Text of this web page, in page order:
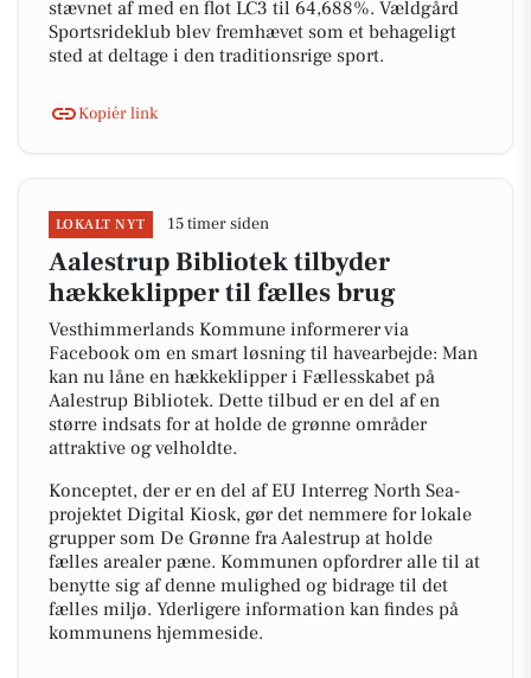
stævnet af med en flot LC3 til 64,688%. Vældgård
Sportsrideklub blev fremhævet som et behageligt
sted at deltage i den traditionsrige sport.
Kopiér link
LOKALT NYT 15 timer siden
Aalestrup Bibliotek tilbyder
hækkeklipper til fælles brug
Vesthimmerlands Kommune informerer via
Facebook om en smart løsning til havearbejde: Man
kan nu låne en hækkeklipper i Fællesskabet på
Aalestrup Bibliotek. Dette tilbud er en del af en
større indsats for at holde de grønne områder
attraktive og velholdte.
Konceptet, der er en del af EU Interreg North Sea-
projektet Digital Kiosk, gør det nemmere for lokale
grupper som De Grønne fra Aalestrup at holde
fælles arealer pæne. Kommunen opfordrer alle til at
benytte sig af denne mulighed og bidrage til det
fælles miljø. Yderligere information kan findes på
kommunens hjemmeside.